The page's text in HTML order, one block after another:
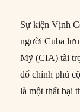
Sự kiện Vịnh
người Cuba
Mỹ (CIA) tài
đổ chính phủ
là một thất bại